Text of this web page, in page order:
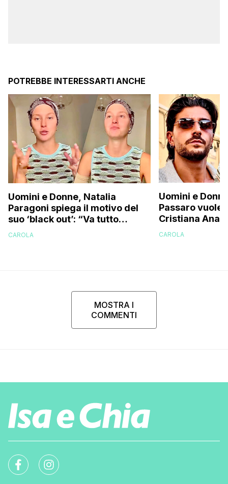
POTREBBE INTERESSARTI ANCHE
Uomini e Donne, Natalia
Paragoni spiega il motivo del
suo ‘black out’: “Va tutto
benissimo ma…”
CAROLA
Uomini e
Passaro vuole
Cristiana
corteggiatore
CAROLA
MOSTRA I
COMMENTI